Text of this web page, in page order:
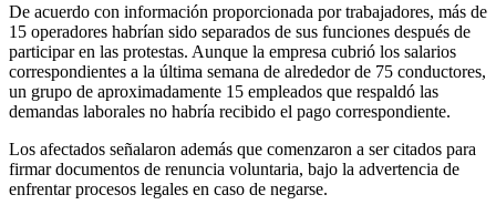
De acuerdo con información proporcionada por trabajadores, más de
15 operadores habrían sido separados de sus funciones después de
participar en las protestas. Aunque la empresa cubrió los salarios
correspondientes a la última semana de alrededor de 75 conductores,
un grupo de aproximadamente 15 empleados que respaldó las
demandas laborales no habría recibido el pago correspondiente.
Los afectados señalaron además que comenzaron a ser citados para
firmar documentos de renuncia voluntaria, bajo la advertencia de
enfrentar procesos legales en caso de negarse.